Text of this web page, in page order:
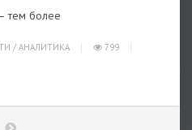
тем более
/ АНАЛИТИКА
799